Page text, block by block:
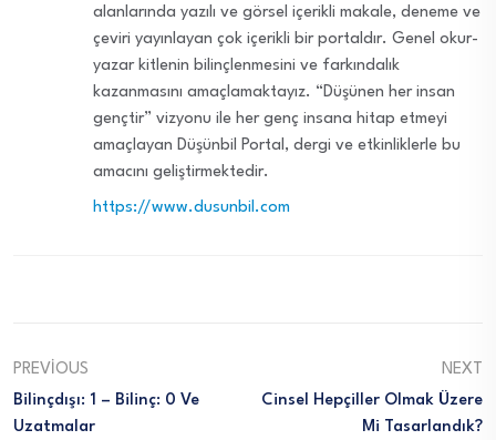
alanlarında yazılı ve görsel içerikli makale, deneme ve
çeviri yayınlayan çok içerikli bir portaldır. Genel okur-
yazar kitlenin bilinçlenmesini ve farkındalık
kazanmasını amaçlamaktayız. “Düşünen her insan
gençtir” vizyonu ile her genç insana hitap etmeyi
amaçlayan Düşünbil Portal, dergi ve etkinliklerle bu
amacını geliştirmektedir.
https://www.dusunbil.com
PREVIOUS
Bilinçdışı: 1 – Bilinç: 0 Ve
Uzatmalar
NEXT
Cinsel Hepçiller Olmak Üzere
Mi Tasarlandık?